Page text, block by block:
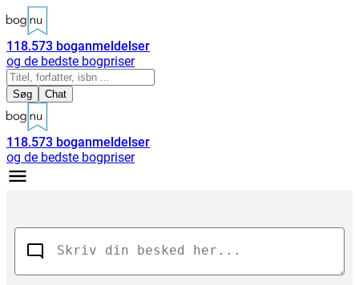
118.573 boganmeldelser
og de bedste bogpriser
Søg Chat
118.573 boganmeldelser
og de bedste bogpriser